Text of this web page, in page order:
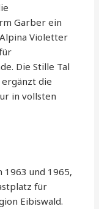
Garber ein
Violetter
Die Stille Tal
ergänzt die
in vollsten
1963 und 1965,
für
Eibiswald.